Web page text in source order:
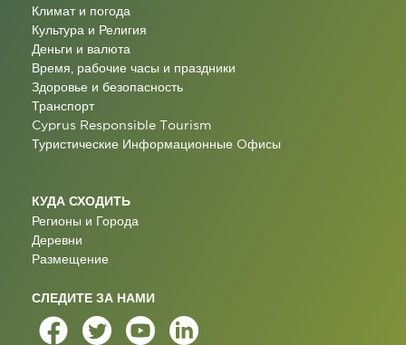
Климат и погода
Культура и Религия
Деньги и валюта
Время, рабочие часы и праздники
Здоровье и безопасность
Транспорт
Cyprus Responsible Tourism
Туристические Информационные Oфисы
КУДА СХОДИТЬ
Регионы и Города
Деревни
Размещение
СЛЕДИТЕ ЗА НАМИ